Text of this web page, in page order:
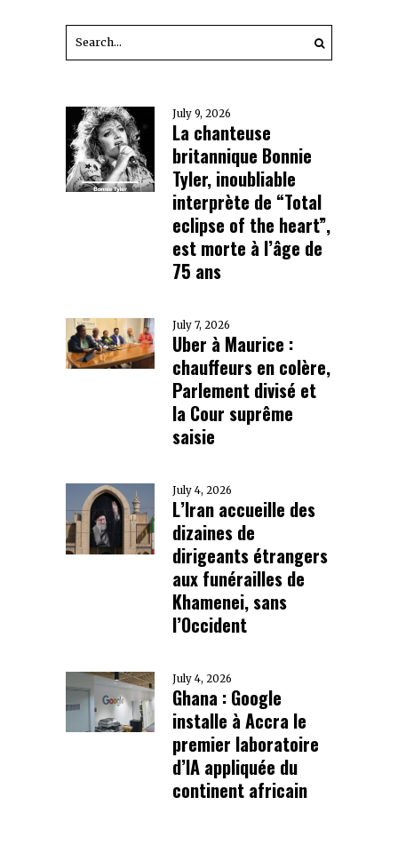
July 9, 2026
La chanteuse
britannique Bonnie
Tyler, inoubliable
interprète de “Total
eclipse of the heart”,
est morte à l’âge de
75 ans
July 7, 2026
Uber à Maurice :
chauffeurs en colère,
Parlement divisé et
la Cour suprême
saisie
July 4, 2026
L’Iran accueille des
dizaines de
dirigeants étrangers
aux funérailles de
Khamenei, sans
l’Occident
July 4, 2026
Ghana : Google
installe à Accra le
premier laboratoire
d’IA appliquée du
continent africain